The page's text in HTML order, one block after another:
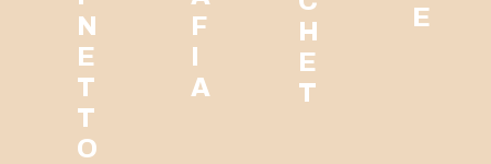
N
E
T
T
O
F
I
A
H
E
T
E